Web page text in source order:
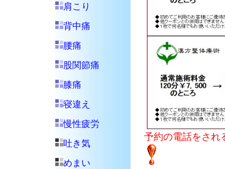
肩こり
背中痛
腰痛
股関節痛
膝痛
寝違え
慢性疲労
吐き気
めまい
予約の電話をされ